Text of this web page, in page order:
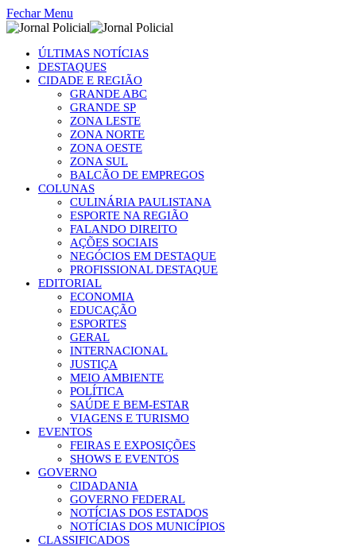
Fechar Menu
ÚLTIMAS NOTÍCIAS
DESTAQUES
CIDADE E REGIÃO
GRANDE ABC
GRANDE SP
ZONA LESTE
ZONA NORTE
ZONA OESTE
ZONA SUL
BALCÃO DE EMPREGOS
COLUNAS
CULINÁRIA PAULISTANA
ESPORTE NA REGIÃO
FALANDO DIREITO
AÇÕES SOCIAIS
NEGÓCIOS EM DESTAQUE
PROFISSIONAL DESTAQUE
EDITORIAL
ECONOMIA
EDUCAÇÃO
ESPORTES
GERAL
INTERNACIONAL
JUSTIÇA
MEIO AMBIENTE
POLÍTICA
SAÚDE E BEM-ESTAR
VIAGENS E TURISMO
EVENTOS
FEIRAS E EXPOSIÇÕES
SHOWS E EVENTOS
GOVERNO
CIDADANIA
GOVERNO FEDERAL
NOTÍCIAS DOS ESTADOS
NOTÍCIAS DOS MUNICÍPIOS
CLASSIFICADOS